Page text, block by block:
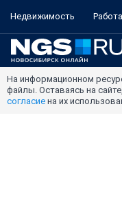
Недвижимость Работа
На информационном
файлы. Оставаясь на
согласие на их